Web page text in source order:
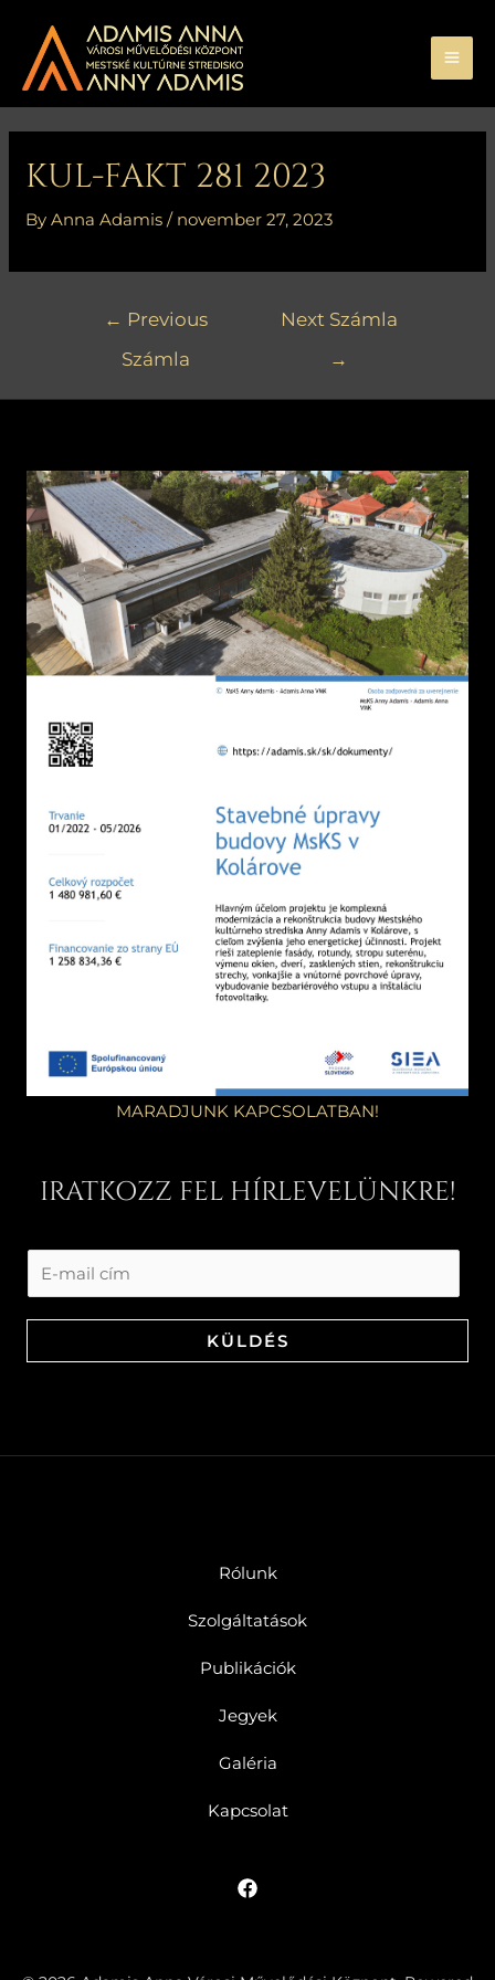
content
KUL-FAKT 281 2023
ByAnna Adamis/ november 27, 2023
← Previous
Számla
Next Számla
→
MARADJUNK KAPCSOLATBAN!
IRATKOZZ FEL HÍRLEVELÜNKRE!
KÜLDÉS
Rólunk
Szolgáltatások
Publikációk
Jegyek
Galéria
Kapcsolat